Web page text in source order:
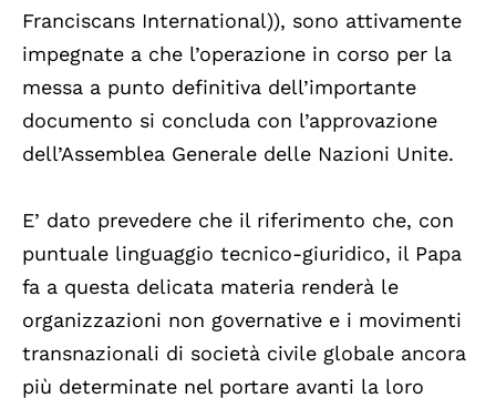
Franciscans International)), sono attivamente
impegnate a che l’operazione in corso per la
messa a punto definitiva dell’importante
documento si concluda con l’approvazione
dell’Assemblea Generale delle Nazioni Unite.
E’ dato prevedere che il riferimento che, con
puntuale linguaggio tecnico-giuridico, il Papa
fa a questa delicata materia renderà le
organizzazioni non governative e i movimenti
transnazionali di società civile globale ancora
più determinate nel portare avanti la loro